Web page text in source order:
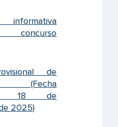
concurso
de
(Fecha
18 de
2025)